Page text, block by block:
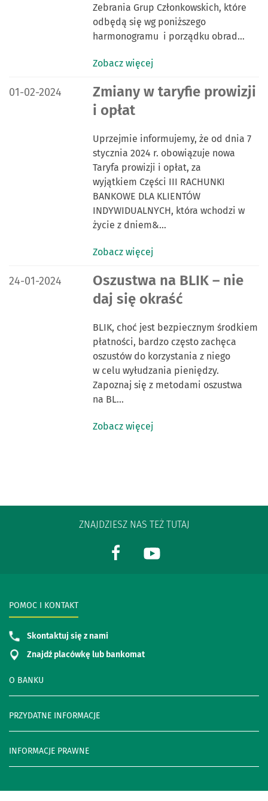
Zebrania Grup Członkowskich, które
odbędą się wg poniższego
harmonogramu i porządku obrad…
Zobacz więcej
DATA PUBLIKACJI:
01-02-2024
Zmiany w taryfie prowizji
i opłat
Uprzejmie informujemy, że od dnia 7
stycznia 2024 r. obowiązuje nowa
Taryfa prowizji i opłat, za
wyjątkiem Części III RACHUNKI
BANKOWE DLA KLIENTÓW
INDYWIDUALNYCH, która wchodzi w
życie z dniem&…
Zobacz więcej
DATA PUBLIKACJI:
24-01-2024
Oszustwa na BLIK – nie
daj się okraść
BLIK, choć jest bezpiecznym środkiem
płatności, bardzo często zachęca
oszustów do korzystania z niego
w celu wyłudzania pieniędzy.
Zapoznaj się z metodami oszustwa
na BL…
Zobacz więcej
ZNAJDZIESZ NAS TEŻ TUTAJ
O BANKU
PRZYDATNE INFORMACJE
INFORMACJE PRAWNE
POMOC I KONTAKT
Skontaktuj się z nami
Znajdź placówkę lub bankomat